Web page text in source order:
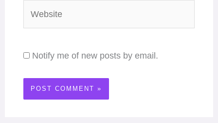
Notify me of new posts by email.